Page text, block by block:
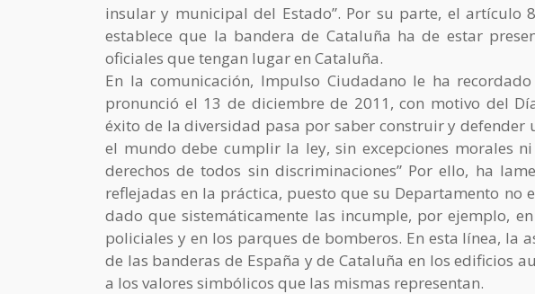
insular y municipal del Estado”. Por su parte, el artículo
establece que la bandera de Cataluña ha de estar
oficiales que tengan lugar en Cataluña.
En la comunicación, Impulso Ciudadano le ha
pronunció el 13 de diciembre de 2011, con motivo del
éxito de la diversidad pasa por saber construir y
el mundo debe cumplir la ley, sin excepciones morales
derechos de todos sin discriminaciones” Por ello, ha
reflejadas en la práctica, puesto que su Departamento no
dado que sistemáticamente las incumple, por ejemplo,
policiales y en los parques de bomberos. En esta línea, la
de las banderas de España y de Cataluña en los edificios
a los valores simbólicos que las mismas representan.